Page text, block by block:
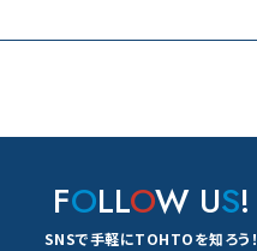
FOLLOW US!
SNSで手軽にTOHTOを知ろう！